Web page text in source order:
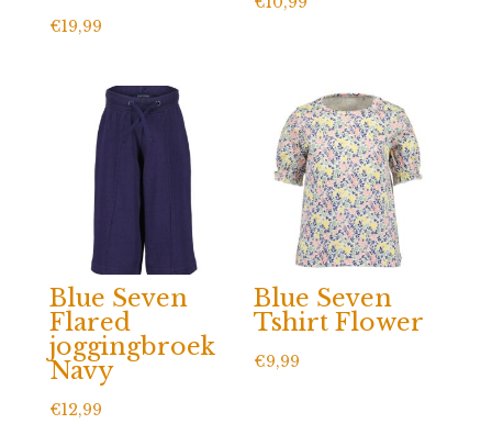
€19,99
Blue Seven
Flared
joggingbroek
Navy
€12,99
Blue Seven
Tshirt Flower
€9,99